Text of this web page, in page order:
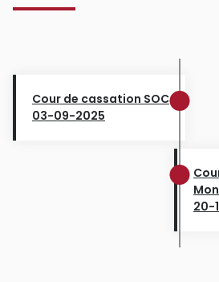
Cour de cassation SOC
03-09-2025
20-